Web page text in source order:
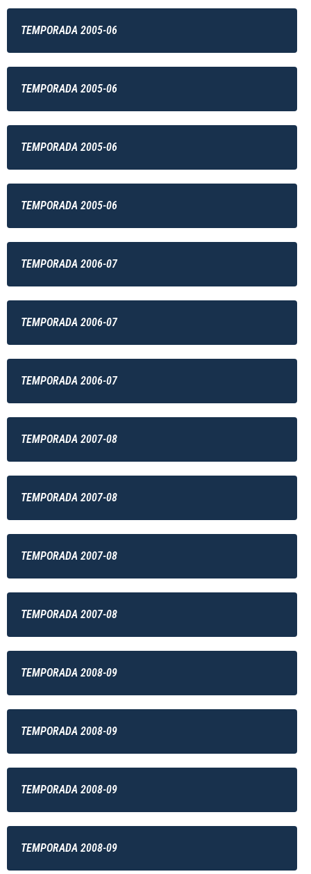
TEMPORADA 2005-06
TEMPORADA 2005-06
TEMPORADA 2005-06
TEMPORADA 2005-06
TEMPORADA 2006-07
TEMPORADA 2006-07
TEMPORADA 2006-07
TEMPORADA 2007-08
TEMPORADA 2007-08
TEMPORADA 2007-08
TEMPORADA 2007-08
TEMPORADA 2008-09
TEMPORADA 2008-09
TEMPORADA 2008-09
TEMPORADA 2008-09